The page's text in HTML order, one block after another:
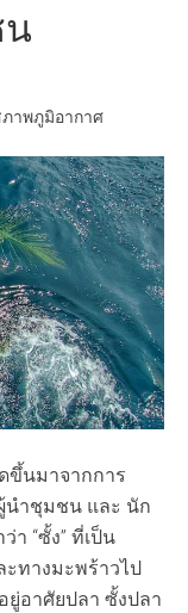
าพภูมิอากาศ
ขึ้นมาจากการ
นำชุมชน และ นัก
“ซั้ง” ที่เป็น
ทางมะพร้าวไป
ยู่อาศัยปลา ซั้งปลา